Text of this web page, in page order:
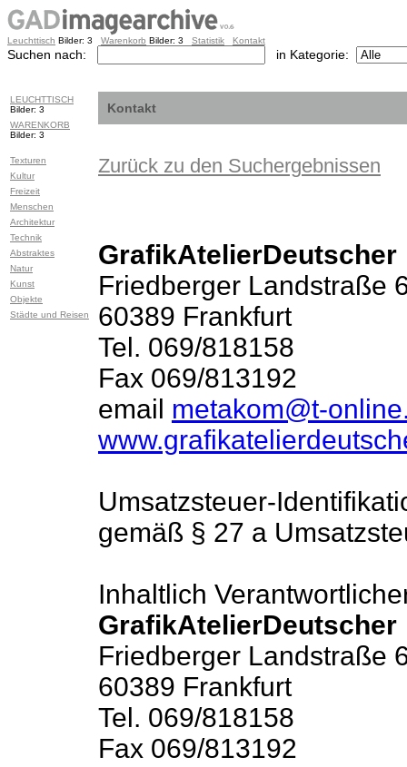
Leuchttisch Bilder: 3 Warenkorb Bilder: 3 Statistik Kontakt
Suchen nach: in Kategorie:
LEUCHTTISCH
Bilder: 3
WARENKORB
Bilder: 3
Texturen
Kultur
Freizeit
Menschen
Architektur
Technik
Abstraktes
Natur
Kunst
Objekte
Städte und Reisen
Kontakt
Zurück zu den Suchergebnissen
GrafikAtelierDeutscher
Friedberger Landstraße
60389 Frankfurt
Tel. 069/818158
Fax 069/813192
email metakom@t-
Umsatzsteuer-
gemäß § 27 a
Inhaltlich
GrafikAtelierDeutscher
Friedberger Landstraße
60389 Frankfurt
Tel. 069/818158
Fax 069/813192